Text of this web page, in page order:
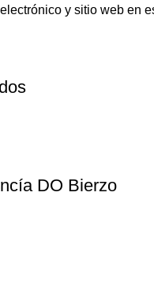
y sitio web en
DO Bierzo